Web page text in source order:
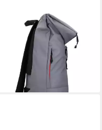
FORVERT
Rucksack Tarp Lorenz,
Polycarbonat
lieferbar - in 2-3 Werktagen bei dir